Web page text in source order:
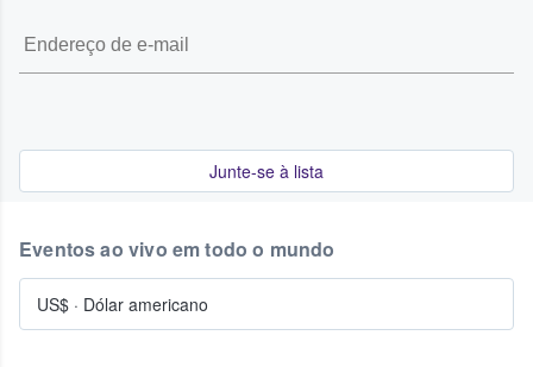
Junte-se à lista
Eventos ao vivo em todo o mundo
US$ · Dólar americano